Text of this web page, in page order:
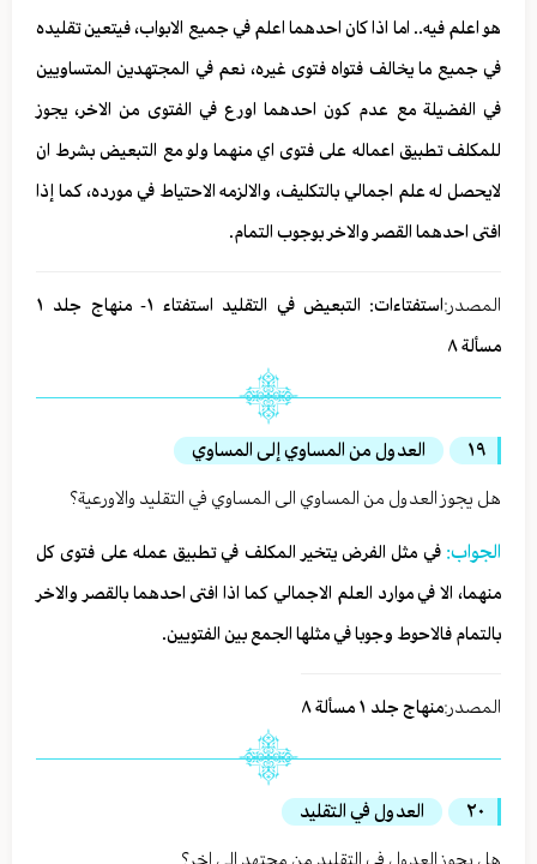
هو اعلم فيه.. اما اذا كان احدهما اعلم في جميع الابواب، فيتعين تقليده
في جميع ما يخالف فتواه فتوى غيره، نعم في المجتهدين المتساويين
في الفضيلة مع عدم كون احدهما اورع في الفتوى من الاخر، يجوز
للمكلف تطبيق اعماله على فتوى اي منهما ولو مع التبعيض بشرط ان
لايحصل له علم اجمالي بالتكليف، والالزمه الاحتياط في مورده، كما إذا
افتى احدهما القصر والاخر بوجوب التمام.
المصدر:
استفتاءات: التبعيض في التقليد استفتاء ١- منهاج جلد ١
مسألة ٨
١٩
العدول من المساوي إلى المساوي
هل يجوز العدول من المساوي الى المساوي في التقليد والاورعية؟
الجواب:في مثل الفرض يتخير المكلف في تطبيق عمله على فتوى كل
منهما، الا في موارد العلم الاجمالي كما اذا افتى احدهما بالقصر والاخر
بالتمام فالاحوط وجوبا في مثلها الجمع بين الفتويين.
المصدر:منهاج جلد ١ مسألة ٨
٢٠
العدول في التقليد
هل يجوز العدول في التقليد من مجتهد الى اخر؟